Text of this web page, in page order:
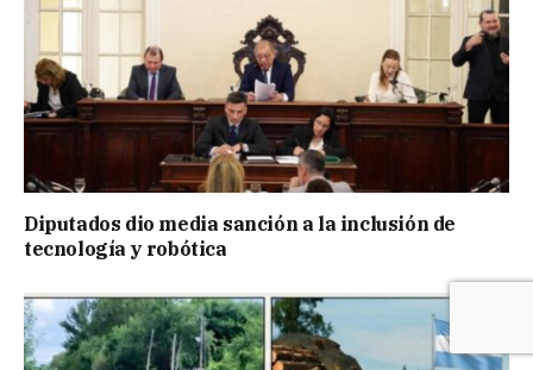
Diputados dio media sanción a la inclusión de
tecnología y robótica